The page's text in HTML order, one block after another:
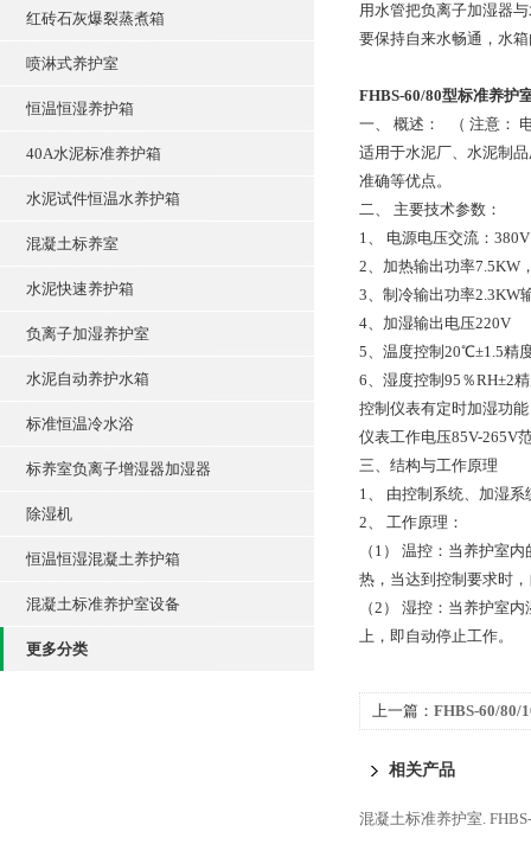
红砖石灰爆裂蒸煮箱
喷淋式养护室
恒温恒湿养护箱
40A水泥标准养护箱
水泥试件恒温水养护箱
混凝土标养室
水泥快速养护箱
负离子加湿养护室
水泥自动养护水箱
标准恒温冷水浴
标养室负离子增湿器加湿器
除湿机
恒温恒湿混凝土养护箱
混凝土标准养护室设备
更多分类
用水管把负离子加湿器
要保持自来水畅通，水
FHBS-60/80型标准养护
一、 概述： （ 注意：
适用于水泥厂、水泥制
准确等优点。
二、 主要技术参数：
1、 电源电压交流：
2、加热输出功率7.5KW
3、制冷输出功率2.3KW
4、加湿输出电压220V
5、温度控制20℃±1.5精
6、湿度控制95％RH±2
控制仪表有定时加湿功
仪表工作电压85V-265V
三、结构与工作原理
1、 由控制系统、加湿
2、 工作原理：
（1） 温控：当养护室
热，当达到控制要求时
（2） 湿控：当养护室
上，即自动停止工作。
上一篇： FHBS-60/80/
相关产品
混凝土标准养护室.